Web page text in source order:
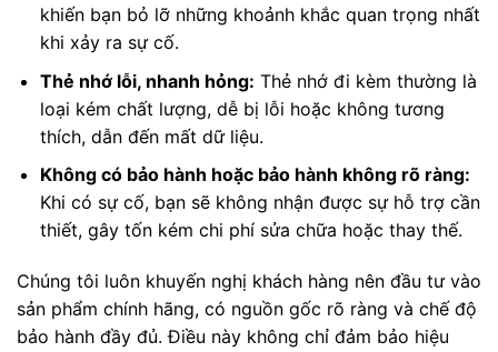
khiến bạn bỏ lỡ những khoảnh khắc quan trọng nhất
khi xảy ra sự cố.
Thẻ nhớ lỗi, nhanh hỏng: Thẻ nhớ đi kèm thường là
loại kém chất lượng, dễ bị lỗi hoặc không tương
thích, dẫn đến mất dữ liệu.
Không có bảo hành hoặc bảo hành không rõ ràng:
Khi có sự cố, bạn sẽ không nhận được sự hỗ trợ cần
thiết, gây tốn kém chi phí sửa chữa hoặc thay thế.
Chúng tôi luôn khuyến nghị khách hàng nên đầu tư vào
sản phẩm chính hãng, có nguồn gốc rõ ràng và chế độ
bảo hành đầy đủ. Điều này không chỉ đảm bảo hiệu